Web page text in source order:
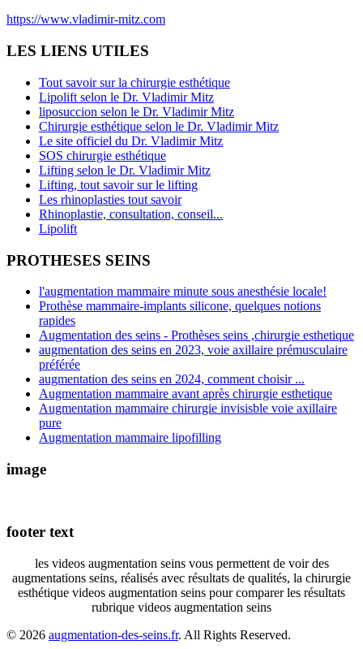
https://www.vladimir-mitz.com
LES LIENS UTILES
Tout savoir sur la chirurgie esthétique
Lipolift selon le Dr. Vladimir Mitz
liposuccion selon le Dr. Vladimir Mitz
Chirurgie esthétique selon le Dr. Vladimir Mitz
Le site officiel du Dr. Vladimir Mitz
SOS chirurgie esthétique
Lifting selon le Dr. Vladimir Mitz
Lifting, tout savoir sur le lifting
Les rhinoplasties tout savoir
Rhinoplastie, consultation, conseil...
Lipolift
PROTHESES SEINS
l'augmentation mammaire minute sous anesthésie locale!
Prothèse mammaire-implants silicone, quelques notions
rapides
Augmentation des seins - Prothèses seins ,chirurgie esthetique
augmentation des seins en 2023, voie axillaire prémusculaire
préférée
augmentation des seins en 2024, comment choisir ...
Augmentation mammaire avant après chirurgie esthetique
Augmentation mammaire chirurgie invisisble voie axillaire
pure
Augmentation mammaire lipofilling
image
footer text
les videos augmentation seins vous permettent de voir des
augmentations seins, réalisés avec résultats de qualités, la chirurgie
esthétique videos augmentation seins pour comparer les résultats
rubrique videos augmentation seins
© 2026 augmentation-des-seins.fr. All Rights Reserved.